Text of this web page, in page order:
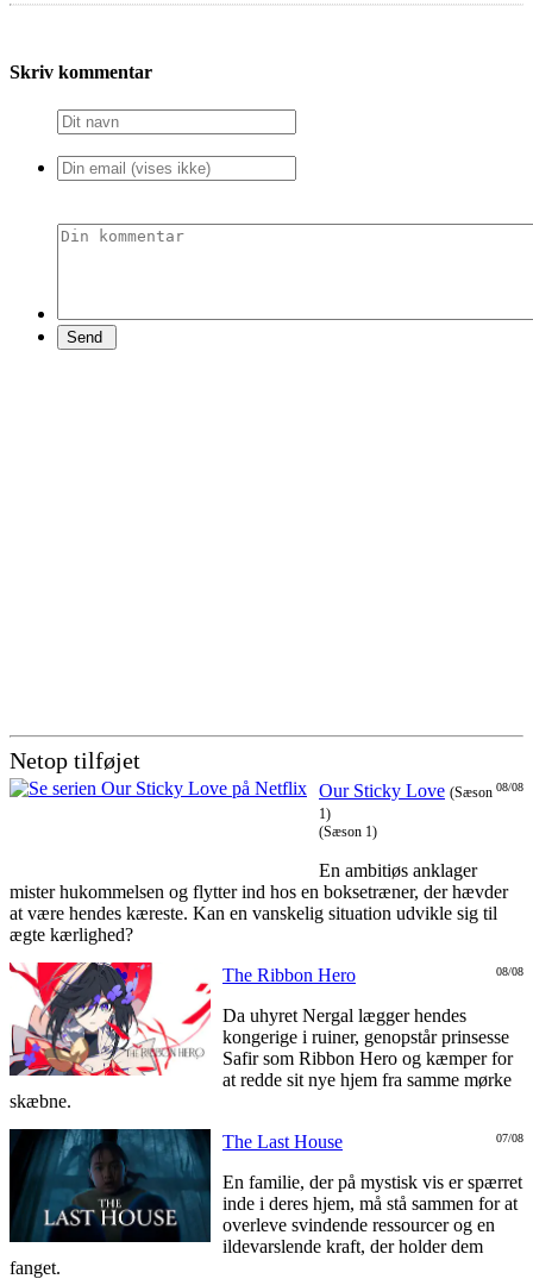
Skriv kommentar
Netop tilføjet
08/08
Our Sticky Love (Sæson
1)
(Sæson 1)
En ambitiøs anklager
mister hukommelsen og flytter ind hos en boksetræner, der hævder
at være hendes kæreste. Kan en vanskelig situation udvikle sig til
ægte kærlighed?
08/08
The Ribbon Hero
Da uhyret Nergal lægger hendes
kongerige i ruiner, genopstår prinsesse
Safir som Ribbon Hero og kæmper for
at redde sit nye hjem fra samme mørke
skæbne.
07/08
The Last House
En familie, der på mystisk vis er spærret
inde i deres hjem, må stå sammen for at
overleve svindende ressourcer og en
ildevarslende kraft, der holder dem
fanget.